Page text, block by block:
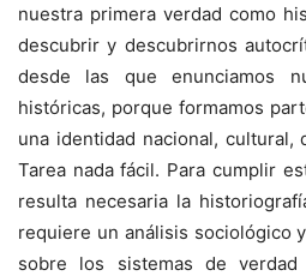
nuestra primera verdad como
descubrir y descubrirnos
desde las que enunciamos
históricas, porque formamos
una identidad nacional,
Tarea nada fácil. Para cumplir
resulta necesaria la
requiere un análisis sociológico
sobre los sistemas de